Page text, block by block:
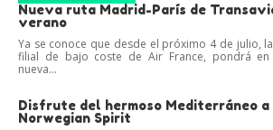
Nueva ruta Madrid-París de
verano
Ya se conoce que desde el próximo 4 de julio,
filial de bajo coste de Air France, pondrá en
nueva...
Disfrute del hermoso Mediterráneo a
Norwegian Spirit